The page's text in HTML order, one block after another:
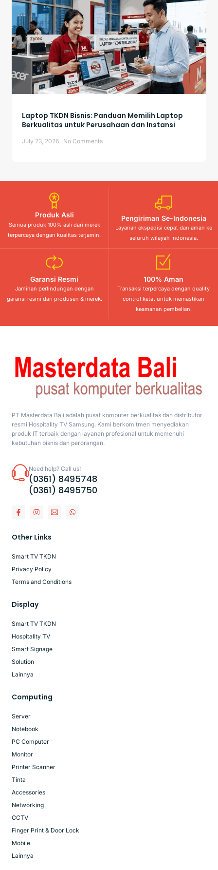
Laptop TKDN Bisnis: Panduan Memilih Laptop
Berkualitas untuk Perusahaan dan Instansi
July 23, 2026 No Comments
Produk Asli
Semua produk 100% asli dari merek
terpercaya dengan kualitas terjamin.
Pengiriman Se-Indonesia
Layanan ekspedisi cepat dan aman ke
seluruh wilayah Indonesia.
Garansi Resmi
Jaminan perlindungan dengan
garansi resmi dari produsen & merek.
100% Aman
Transaksi terpercaya dengan quality
control ketat untuk memastikan
keamanan pembelian.
PT Masterdata Bali adalah pusat komputer berkualitas dan distributor
resmi Hospitality TV Samsung. Kami berkomitmen menyediakan
produk IT terbaik dengan layanan profesional untuk memenuhi
kebutuhan bisnis dan perorangan.
Need help? Call us!
(0361) 8495748
(0361) 8495750
Other Links
Smart TV TKDN
Privacy Policy
Terms and Conditions
Display
Smart TV TKDN
Hospitality TV
Smart Signage
Solution
Lainnya
Computing
Server
Notebook
PC Computer
Monitor
Printer Scanner
Tinta
Accessories
Networking
CCTV
Finger Print & Door Lock
Mobile
Lainnya